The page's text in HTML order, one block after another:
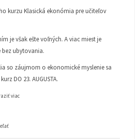
kurzu Klasická ekonómia pre učiteľov
je však ešte voľných. A viac miest je
ubytovania.
so záujmom o ekonomické myslenie sa
DO 23. AUGUSTA.
viac